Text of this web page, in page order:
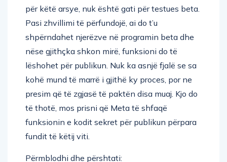
për këtë arsye, nuk është gati për testues beta.
Pasi zhvillimi të përfundojë, ai do t’u
shpërndahet njerëzve në programin beta dhe
nëse gjithçka shkon mirë, funksioni do të
lëshohet për publikun. Nuk ka asnjë fjalë se sa
kohë mund të marrë i gjithë ky proces, por ne
presim që të zgjasë të paktën disa muaj. Kjo do
të thotë, mos prisni që Meta të shfaqë
funksionin e kodit sekret për publikun përpara
fundit të këtij viti.
Përmblodhi dhe përshtati: